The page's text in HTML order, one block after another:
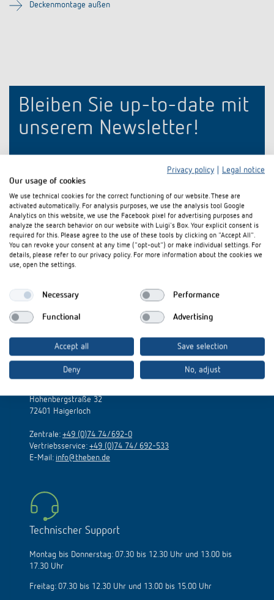
Anfahrt
Deckenmontage außen
Bleiben Sie up-to-date mit
unserem Newsletter!
Theben AG
Hohenbergstraße 32
72401 Haigerloch
Zentrale: +49 (0)74 74/692-0
Vertriebsservice: +49 (0)74 74/ 692-533
E-Mail: info@theben.de
Technischer Support
Montag bis Donnerstag: 07.30 bis 12.30 Uhr und 13.00 bis
17.30 Uhr
Freitag: 07.30 bis 12.30 Uhr und 13.00 bis 15.00 Uhr
Privacy policy
Legal notice
Our usage of cookies
We use technical cookies for the correct functioning of our website. These are
activated automatically. For analysis purposes, we use the analysis tool Google
Analytics on this website, we use the Facebook pixel for advertising purposes and
analyze the search behavior on our website with Luigi's Box. Your explicit consent is
required for this. Please agree to the use of these tools by clicking on "Accept All".
You can revoke your consent at any time ("opt-out") or make individual settings. For
details, please refer to our privacy policy. For more information about the cookies we
use, open the settings.
Necessary Performance
Functional Advertising
Accept all Save selection
Deny No, adjust